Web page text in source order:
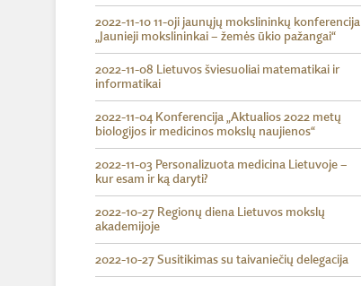
2022-11-10 11-oji jaunųjų mokslininkų konferencija
„Jaunieji mokslininkai – žemės ūkio pažangai“
2022-11-08 Lietuvos šviesuoliai matematikai ir
informatikai
2022-11-04 Konferencija „Aktualios 2022 metų
biologijos ir medicinos mokslų naujienos“
2022-11-03 Personalizuota medicina Lietuvoje –
kur esam ir ką daryti?
2022-10-27 Regionų diena Lietuvos mokslų
akademijoje
2022-10-27 Susitikimas su taivaniečių delegacija